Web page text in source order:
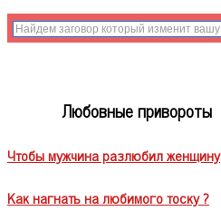
Любовные привороты
Чтобы мужчина разлюбил женщину
Как нагнать на любимого тоску ?